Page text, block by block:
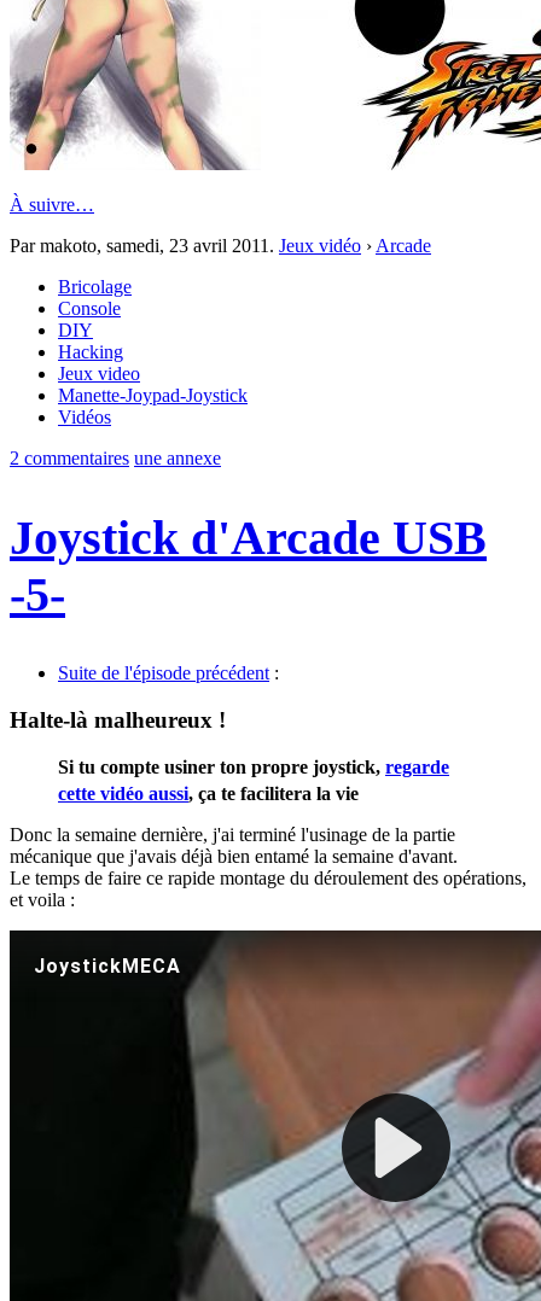
À suivre…
Par makoto, samedi, 23 avril 2011 . Jeux vidéo › Arcade
Bricolage
Console
DIY
Hacking
Jeux video
Manette-Joypad-Joystick
Vidéos
2 commentaires une annexe
Joystick d'Arcade USB
-5-
Suite de l'épisode précédent :
Halte-là malheureux !
Si tu compte usiner ton propre joystick, regarde
cette vidéo aussi, ça te facilitera la vie
Donc la semaine dernière, j'ai terminé l'usinage de la partie
mécanique que j'avais déjà bien entamé la semaine d'avant.
Le temps de faire ce rapide montage du déroulement des opérations,
et voila :